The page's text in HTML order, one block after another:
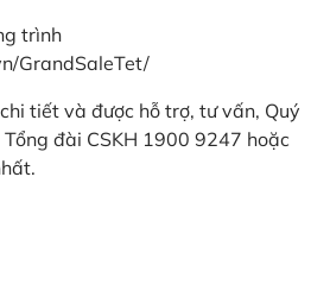
trình
GrandSaleTet/
tiết và được hỗ trợ, tư vấn, Quý
đài CSKH 1900 9247 hoặc